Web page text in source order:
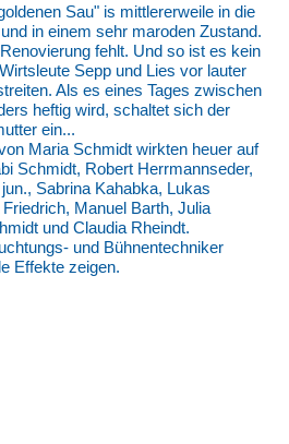
Sau" is mittlererweile in die
in einem sehr maroden Zustand.
fehlt. Und so ist es kein
Sepp und Lies vor lauter
Als es eines Tages zwischen
heftig wird, schaltet sich der
ein...
Maria Schmidt wirkten heuer auf
Schmidt, Robert Herrmannseder,
Sabrina Kahabka, Lukas
Manuel Barth, Julia
und Claudia Rheindt.
und Bühnentechniker
Effekte zeigen.